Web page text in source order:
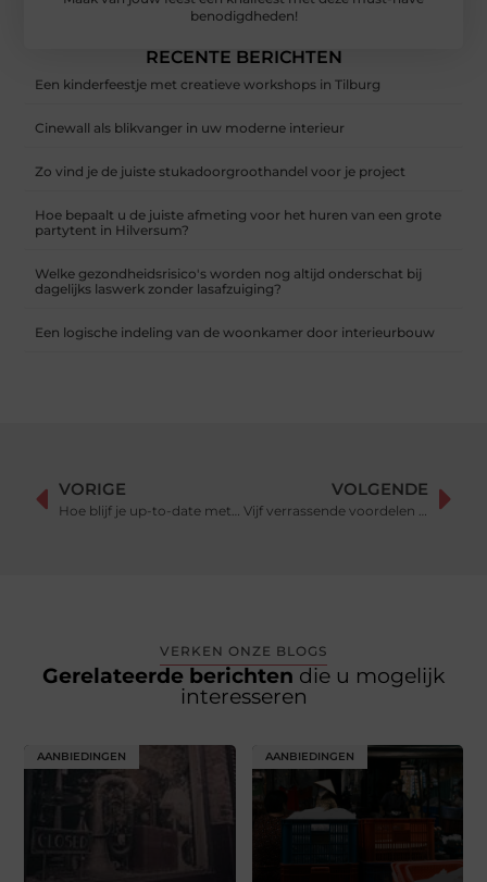
benodigdheden!
RECENTE BERICHTEN
Een kinderfeestje met creatieve workshops in Tilburg
Cinewall als blikvanger in uw moderne interieur
Zo vind je de juiste stukadoorgroothandel voor je project
Hoe bepaalt u de juiste afmeting voor het huren van een grote
partytent in Hilversum?
Welke gezondheidsrisico's worden nog altijd onderschat bij
dagelijks laswerk zonder lasafzuiging?
Een logische indeling van de woonkamer door interieurbouw
VORIGE
Hoe blijf je up-to-date met gezondheid, veiligheid en milieu in de leefomgeving?
VOLGENDE
Vijf verrassende voordelen van relatiegeschenken
VERKEN ONZE BLOGS
Gerelateerde berichten die u mogelijk
interesseren
AANBIEDINGEN AANBIEDINGEN